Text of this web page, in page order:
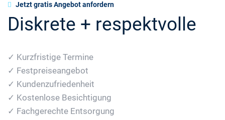
Jetzt gratis Angebot anfordern
Diskrete + respektvolle
✓ Kurzfristige Termine
✓ Festpreiseangebot
✓ Kundenzufriedenheit
✓ Kostenlose Besichtigung
✓ Fachgerechte Entsorgung